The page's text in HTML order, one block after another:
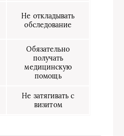
Не откладывать
обследование
Обязательно
получать
медицинскую
помощь
Не затягивать с
визитом